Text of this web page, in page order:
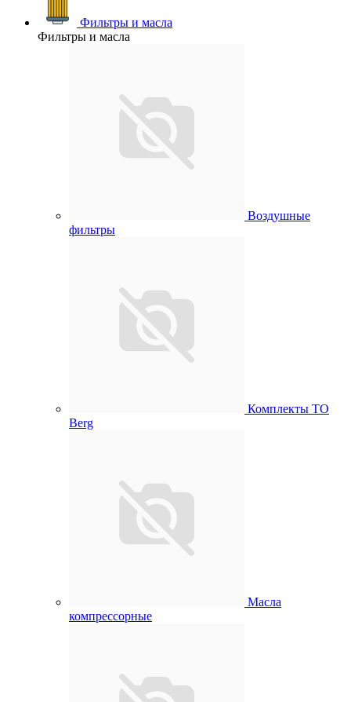
Фильтры и масла
Фильтры и масла
Воздушные
фильтры
Комплекты ТО
Berg
Масла
компрессорные